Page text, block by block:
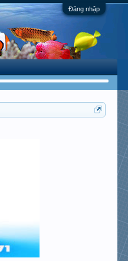
Đăng nhập